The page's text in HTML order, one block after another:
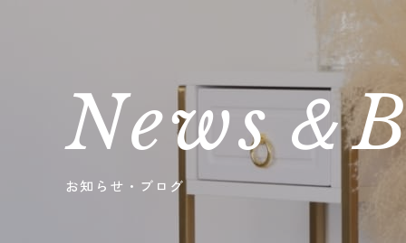
News＆
お知らせ・ブログ